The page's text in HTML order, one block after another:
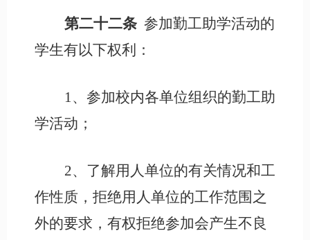
第二十二条 参加勤工助学活动的
学生有以下权利：
1、参加校内各单位组织的勤工助
学活动；
2、了解用人单位的有关情况和工
作性质，拒绝用人单位的工作范围之
外的要求，有权拒绝参加会产生不良